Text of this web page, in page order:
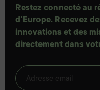
Restez connecté au
d'Europe. Recevez
innovations et des
directement dans